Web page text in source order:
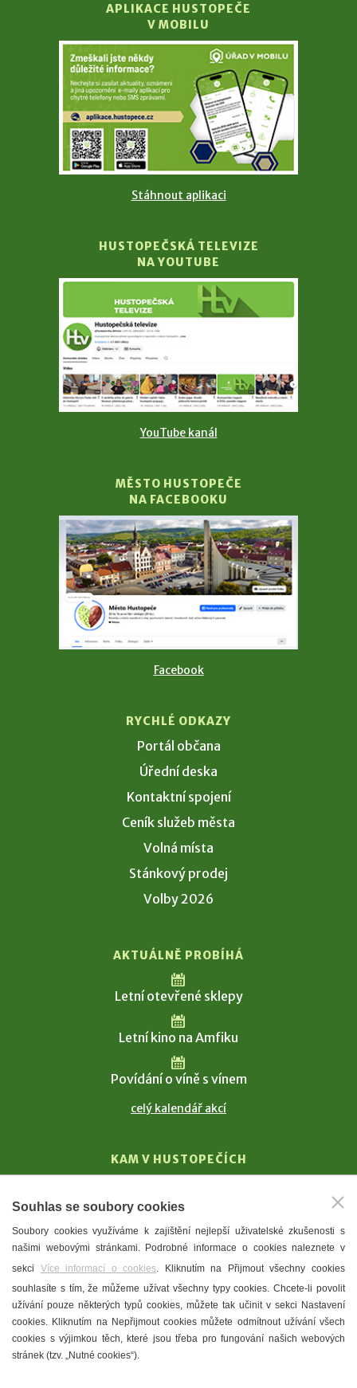
APLIKACE HUSTOPEČE
V MOBILU
Stáhnout aplikaci
HUSTOPEČSKÁ TELEVIZE
NA YOUTUBE
YouTube kanál
MĚSTO HUSTOPEČE
NA FACEBOOKU
Facebook
RYCHLÉ ODKAZY
Portál občana
Úřední deska
Kontaktní spojení
Ceník služeb města
Volná místa
Stánkový prodej
Volby 2026
AKTUÁLNĚ PROBÍHÁ
Letní otevřené sklepy
Letní kino na Amfiku
Povídání o víně s vínem
celý kalendář akcí
KAM V HUSTOPEČÍCH
T. G. Masaryk
Mandloně
Ubytování
Restaurace
Městské muzeum a galerie
Denní meníčka
Souhlas se soubory cookies
Soubory cookies využíváme k zajištění nejlepší uživatelské zkušenosti s
našimi webovými stránkami. Podrobné informace o cookies naleznete v
sekci Více informací o cookies. Kliknutím na Přijmout všechny cookies
souhlasíte s tím, že můžeme užívat všechny typy cookies. Chcete-li povolit
užívání pouze některých typů cookies, můžete tak učinit v sekci Nastavení
cookies. Kliknutím na Nepřijmout cookies můžete odmítnout užívání všech
cookies s výjimkou těch, které jsou třeba pro fungování našich webových
stránek (tzv. „Nutné cookies“).